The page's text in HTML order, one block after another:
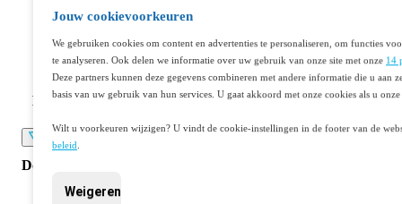
Jouw cookievoorkeuren
We gebruiken cookies om content en advertenties te personaliseren, om functies
te analyseren. Ook delen we informatie over uw gebruik van onze site met onze 14
Deze partners kunnen deze gegevens combineren met andere informatie die u aan
basis van uw gebruik van hun services. U gaat akkoord met onze cookies als u
Wilt u voorkeuren wijzigen? U vindt de cookie-instellingen in de footer van de
beleid
Weigeren
Mantelkleur
geleiderdoorsnede
(mm²)
1.50
Aantal aders
2
Buitendiameter circa
Documenten